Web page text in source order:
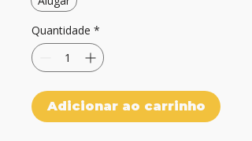
Quantidade *
Adicionar ao carrinho